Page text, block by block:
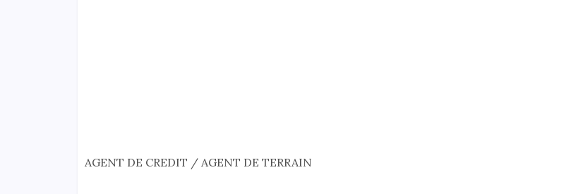
AGENT DE CREDIT / AGENT DE TERRAIN